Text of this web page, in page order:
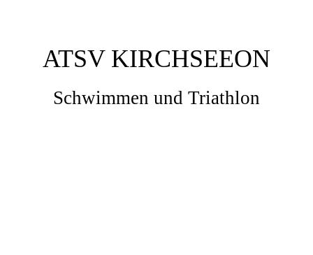
ATSV KIRCHSEEON
Schwimmen und Triathlon